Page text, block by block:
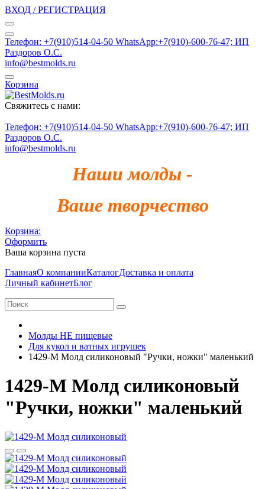
ВХОД / РЕГИСТРАЦИЯ
Телефон: +7(910)514-04-50 WhatsApp:+7(910)-600-76-47; ИП
Раздоров О.С.
info@bestmolds.ru
Корзина
Свяжитесь с нами:
Телефон: +7(910)514-04-50 WhatsApp:+7(910)-600-76-47; ИП
Раздоров О.С.
info@bestmolds.ru
Наши молды -
Ваше творчество
Корзина:
Оформить
Ваша корзина пуста
ГлавнаяО компанииКаталогДоставка и оплата
Личный кабинетБлог
Молды НЕ пищевые
Для кукол и ватных игрушек
1429-М Молд силиконовый "Ручки, ножки" маленький
1429-М Молд силиконовый
"Ручки, ножки" маленький